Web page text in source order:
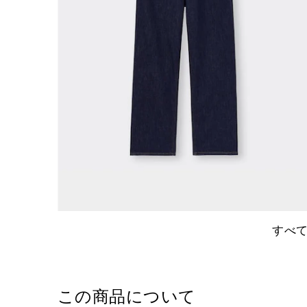
すべ
この商品について